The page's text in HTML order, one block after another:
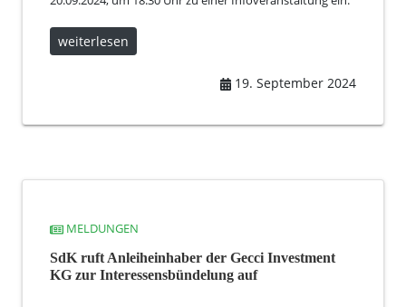
weiterlesen
19. September 2024
MELDUNGEN
SdK ruft Anleiheinhaber der Gecci Investment
KG zur Interessensbündelung auf